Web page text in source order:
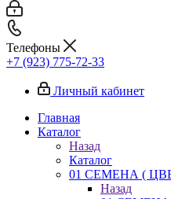
Телефоны
+7 (923) 775-72-33
Личный кабинет
Главная
Каталог
Назад
Каталог
01 СЕМЕНА (
Назад